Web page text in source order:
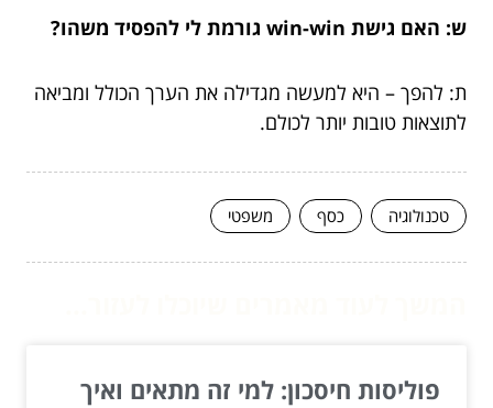
ש: האם גישת win-win גורמת לי להפסיד משהו?
ת: להפך – היא למעשה מגדילה את הערך הכולל ומביאה
לתוצאות טובות יותר לכולם.
טכנולוגיה כסף משפטי
פוליסות חיסכון: למי זה מתאים ואיך